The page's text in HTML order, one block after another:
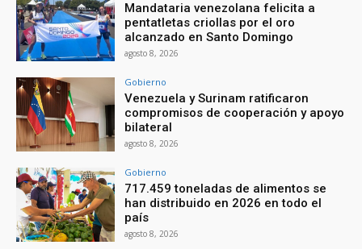
Mandataria venezolana felicita a
pentatletas criollas por el oro
alcanzado en Santo Domingo
agosto 8, 2026
Gobierno
Venezuela y Surinam ratificaron
compromisos de cooperación y apoyo
bilateral
agosto 8, 2026
Gobierno
717.459 toneladas de alimentos se
han distribuido en 2026 en todo el
país
agosto 8, 2026